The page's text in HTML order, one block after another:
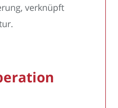
verknüpft